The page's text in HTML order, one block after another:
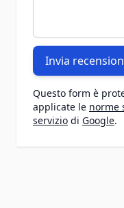
Invia
Questo form è
applicate le norme
servizio di Google.